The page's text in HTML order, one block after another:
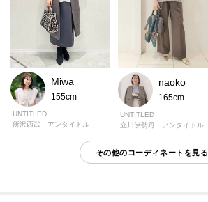
Miwa
155cm
UNTITLED
所沢西武 アンタイトル
naoko
165cm
UNTITLED
立川伊勢丹 アンタイトル
その他のコーディネートを見る